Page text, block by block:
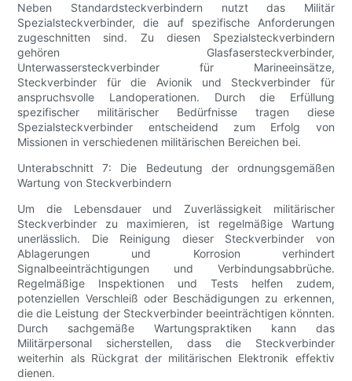
Neben Standardsteckverbindern nutzt das Militär
Spezialsteckverbinder, die auf spezifische Anforderungen
zugeschnitten sind. Zu diesen Spezialsteckverbindern
gehören Glasfasersteckverbinder,
Unterwassersteckverbinder für Marineeinsätze,
Steckverbinder für die Avionik und Steckverbinder für
anspruchsvolle Landoperationen. Durch die Erfüllung
spezifischer militärischer Bedürfnisse tragen diese
Spezialsteckverbinder entscheidend zum Erfolg von
Missionen in verschiedenen militärischen Bereichen bei.
Unterabschnitt 7: Die Bedeutung der ordnungsgemäßen
Wartung von Steckverbindern
Um die Lebensdauer und Zuverlässigkeit militärischer
Steckverbinder zu maximieren, ist regelmäßige Wartung
unerlässlich. Die Reinigung dieser Steckverbinder von
Ablagerungen und Korrosion verhindert
Signalbeeinträchtigungen und Verbindungsabbrüche.
Regelmäßige Inspektionen und Tests helfen zudem,
potenziellen Verschleiß oder Beschädigungen zu erkennen,
die die Leistung der Steckverbinder beeinträchtigen könnten.
Durch sachgemäße Wartungspraktiken kann das
Militärpersonal sicherstellen, dass die Steckverbinder
weiterhin als Rückgrat der militärischen Elektronik effektiv
dienen.